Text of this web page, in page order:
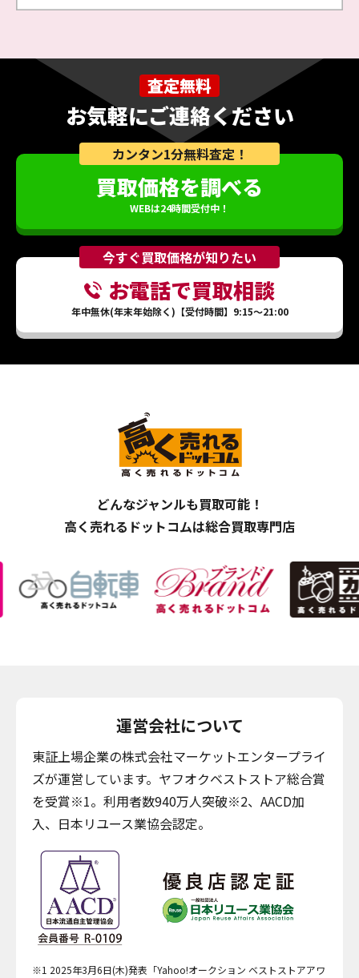
査定無料
お気軽にご連絡ください
カンタン1分無料査定！
買取価格を調べる
WEBは24時間受付中！
今すぐ買取価格が知りたい
お電話で買取相談
年中無休(年末年始除く)【受付時間】9:15～21:00
どんなジャンルも買取可能！
高く売れるドットコムは総合買取専門店
運営会社について
東証上場企業の株式会社マーケットエンタープライ
ズが運営しています。ヤフオクベストストア総合賞
を受賞※1。利用者数940万人突破※2、AACD加
入、日本リユース業協会認定。
※1 2025年3月6日(木)発表「Yahoo!オークション ベストストアアワ